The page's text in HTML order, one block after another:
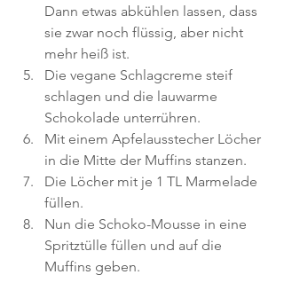
Dann etwas abkühlen lassen, dass
sie zwar noch flüssig, aber nicht
mehr heiß ist.
Die vegane Schlagcreme steif
schlagen und die lauwarme
Schokolade unterrühren.
Mit einem Apfelausstecher Löcher
in die Mitte der Muffins stanzen.
Die Löcher mit je 1 TL Marmelade
füllen.
Nun die Schoko-Mousse in eine
Spritztülle füllen und auf die
Muffins geben.